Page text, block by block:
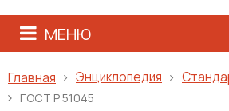
МЕНЮ
Главная Энциклопедия
ГОСТ Р 51045